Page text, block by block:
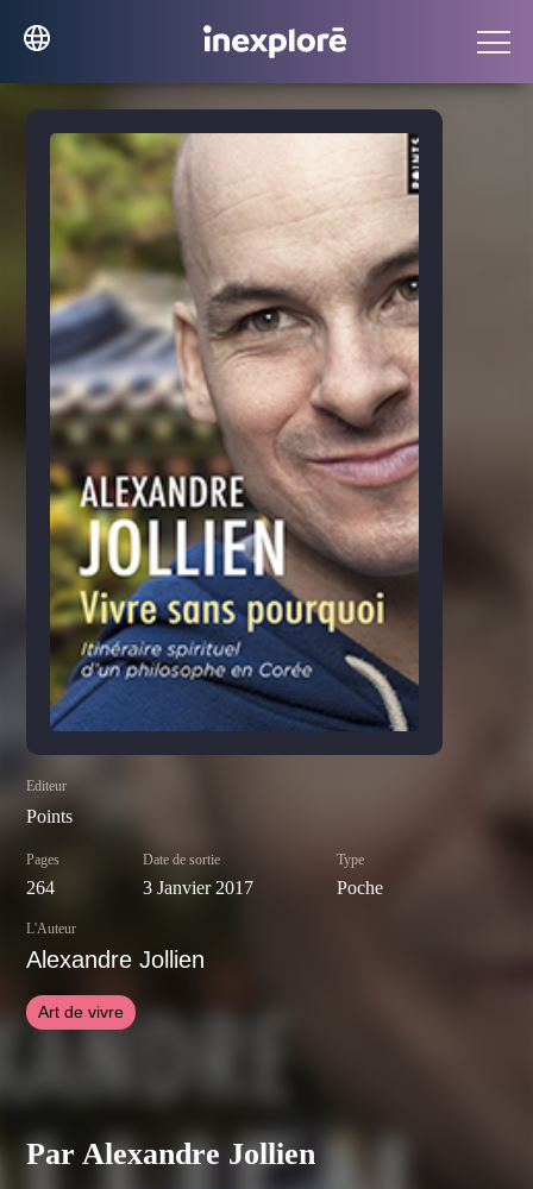
Editeur
Points
Pages
264
Date de sortie
3 Janvier 2017
Type
Poche
L'Auteur
Alexandre Jollien
Art de vivre
Par Alexandre Jollien